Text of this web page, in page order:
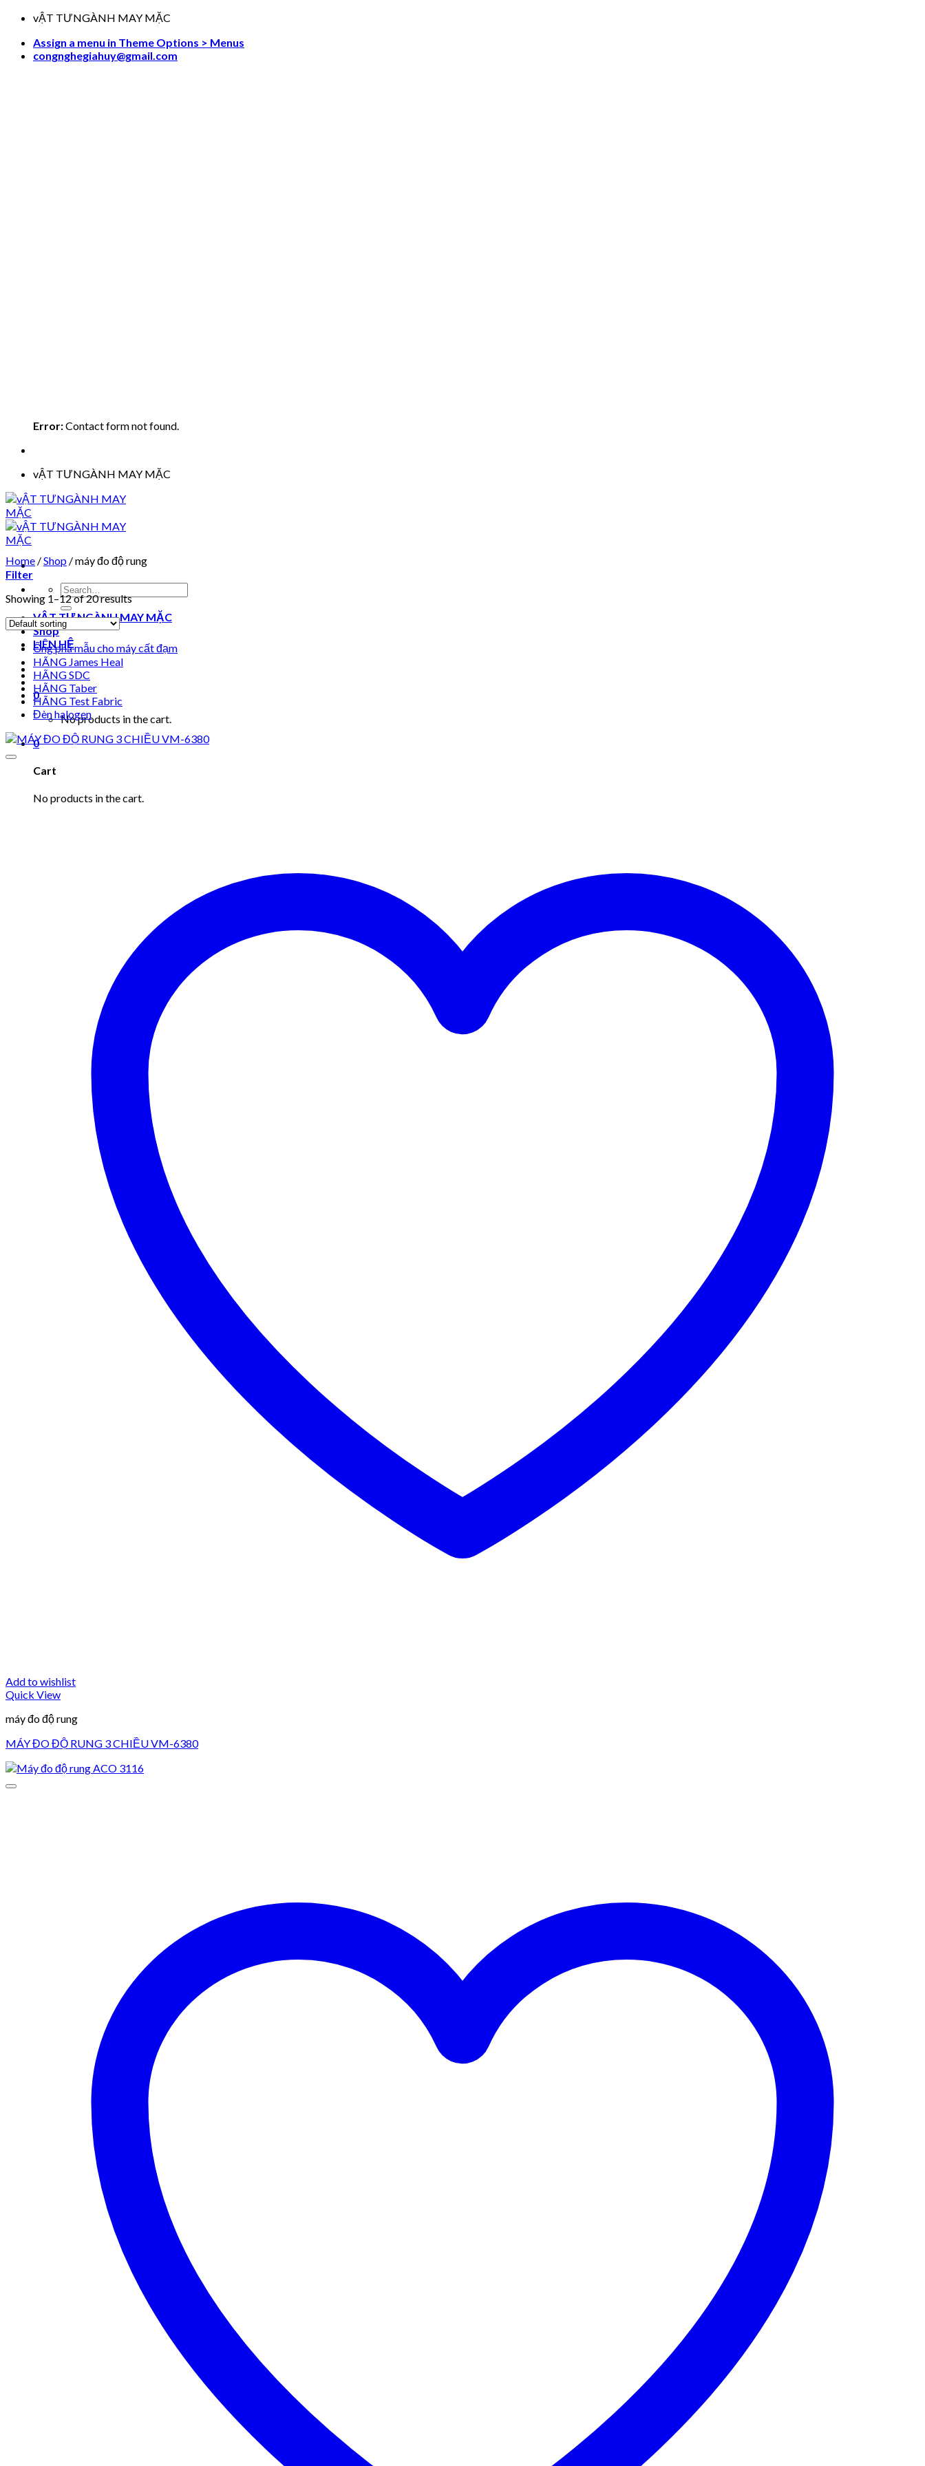
Skip
content
vẬT TƯNGÀNH MAY MẶC
Assign a menu in Theme Options > Menus
congnghegiahuy@gmail.com
Error:Contact form not found.
vẬT TƯNGÀNH MAY MẶC
Search
for:
VẬT TƯ NGÀNH MAY MẶC
Shop
LIÊN HỆ
0
No products in the cart.
0
Cart
No products in the cart.
Home /Shop /máy đo độ rung
Filter
Showing 1–12 of 20 results
Ống phá mẫu cho máy cất đạm
HÃNG James Heal
HÃNG SDC
HÃNG Taber
HÃNG Test Fabric
Đèn halogen
Add to wishlist
Quick View
máy đo độ rung
MÁY ĐO ĐỘ RUNG 3 CHIỀU VM-6380